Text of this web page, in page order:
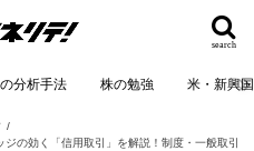
search
分析手法 株の勉強 米・新興
の効く「信用取引」を解説！制度・一般取引